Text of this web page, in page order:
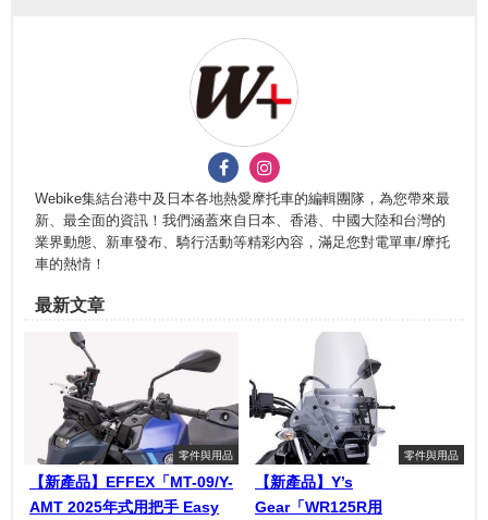
Webike集結台港中及日本各地熱愛摩托車的編輯團隊，為您帶來最
新、最全面的資訊！我們涵蓋來自日本、香港、中國大陸和台灣的
業界動態、新車發布、騎行活動等精彩內容，滿足您對電單車/摩托
車的熱情！
最新文章
零件與用品
【新產品】EFFEX「MT-09/Y-
AMT 2025年式用把手 Easy
零件與用品
【新產品】Y’s
Gear「WR125R用